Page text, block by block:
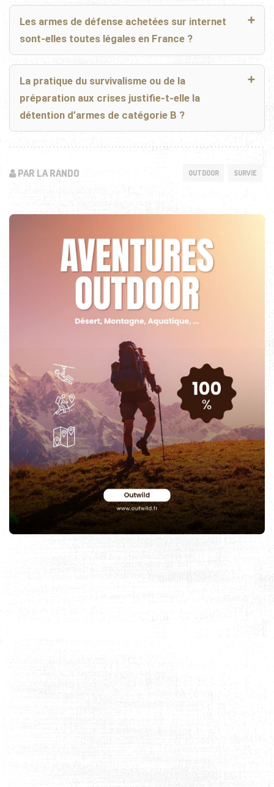
Les armes de défense achetées sur internet
sont-elles toutes légales en France ?
La pratique du survivalisme ou de la
préparation aux crises justifie-t-elle la
détention d’armes de catégorie B ?
PAR LA RANDO OUTDOOR SURVIE